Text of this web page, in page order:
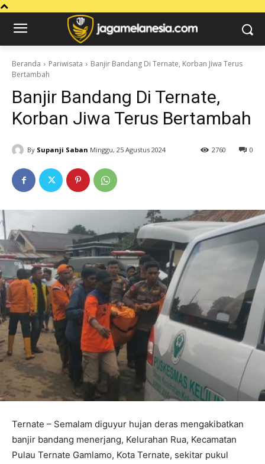
Beranda Pariwisata
Banjir Bandang Di Ternate, Korban Jiwa Terus
Bertambah
Banjir Bandang Di Ternate,
Korban Jiwa Terus Bertambah
By Supanji Saban Minggu, 25 Agustus 2024 0
2760
Ternate – Semalam diguyur hujan deras mengakibatkan
banjir bandang menerjang, Kelurahan Rua, Kecamatan
Pulau Ternate Gamlamo, Kota Ternate, sekitar pukul